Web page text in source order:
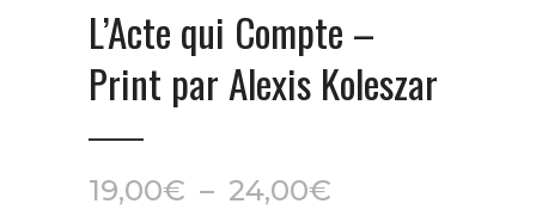
L’Acte qui Compte –
Print par Alexis Koleszar
19,00€ – 24,00€